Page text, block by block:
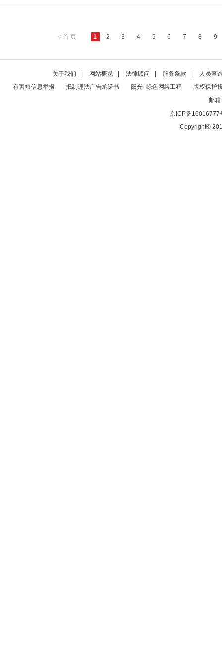
< 首 页 1 2 3 4 5 6 7 8 9
关于我们 网站概况 法律顾问 服务条款
人员查
有害短信息举报
抵制违法广告承诺书 阳光· 绿色网络工程
版权保护
邮
京ICP备16016777
Copyright©